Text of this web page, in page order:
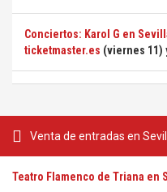
Venta de entradas en
Teatro Flamenco de Triana en
Conciertos: Karol G en
ticketmaster.es (viernes 11)